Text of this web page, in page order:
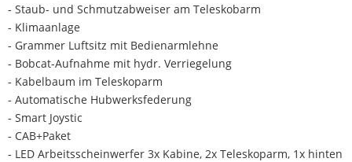
- Staub- und Schmutzabweiser am Teleskobarm
- Klimaanlage
- Grammer Luftsitz mit Bedienarmlehne
- Bobcat-Aufnahme mit hydr. Verriegelung
- Kabelbaum im Teleskoparm
- Automatische Hubwerksfederung
- Smart Joystic
- CAB+Paket
- LED Arbeitsscheinwerfer 3x Kabine, 2x Teleskoparm, 1x hinten